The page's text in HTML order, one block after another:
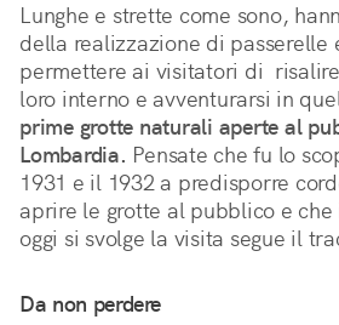
Lunghe e strette come sono,
della realizzazione di passerelle
permettere ai visitatori di
loro interno e avventurarsi in
prime grotte naturali aperte al
Lombardia. Pensate che fu lo
1931 e il 1932 a predisporre
aprire le grotte al pubblico e che
oggi si svolge la visita segue il
Da non perdere